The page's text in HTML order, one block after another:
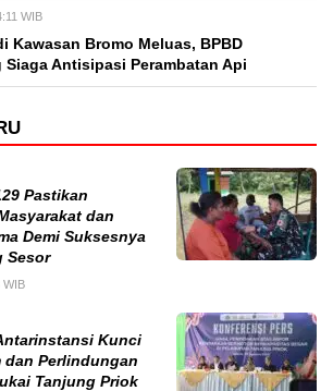
WIB
Kawasan Bromo Meluas, BPBD
Siaga Antisipasi Perambatan Api
Pastikan
dan
Demi Suksesnya
Sesor
WIB
Kunci
dan Perlindungan
Tanjung Priok